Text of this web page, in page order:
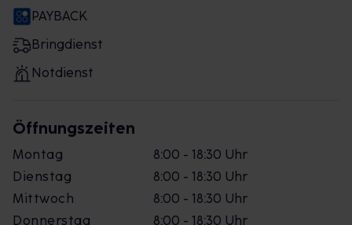
PAYBACK
Bringdienst
Notdienst
Öffnungszeiten
Montag
8:00 - 18:30 Uhr
Dienstag
8:00 - 18:30 Uhr
Mittwoch
8:00 - 18:30 Uhr
Donnerstag
8:00 - 18:30 Uhr